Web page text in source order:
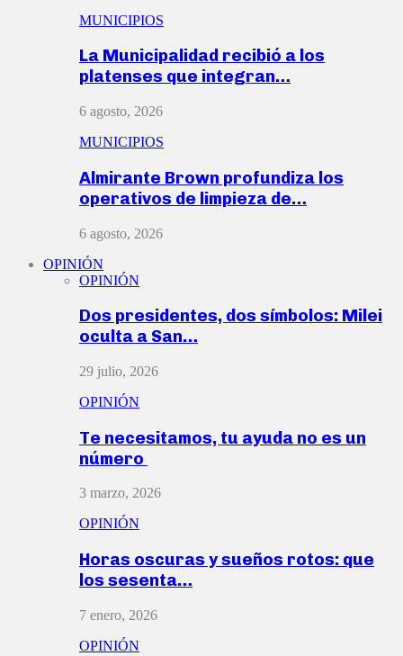
MUNICIPIOS
La Municipalidad recibió a los
platenses que integran…
6 agosto, 2026
MUNICIPIOS
Almirante Brown profundiza los
operativos de limpieza de…
6 agosto, 2026
OPINIÓN
OPINIÓN
Dos presidentes, dos símbolos: Milei
oculta a San…
29 julio, 2026
OPINIÓN
Te necesitamos, tu ayuda no es un
número
3 marzo, 2026
OPINIÓN
Horas oscuras y sueños rotos: que
los sesenta…
7 enero, 2026
OPINIÓN